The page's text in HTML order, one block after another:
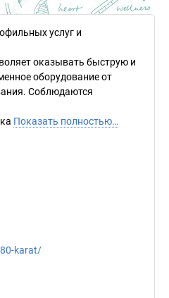
услуг и
оказывать быструю и
оборудование от
Соблюдаются
Показать полностью…
karat/